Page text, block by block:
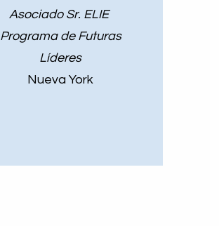
Asociado Sr. ELIE
Programa de Futuras
Líderes
Nueva York